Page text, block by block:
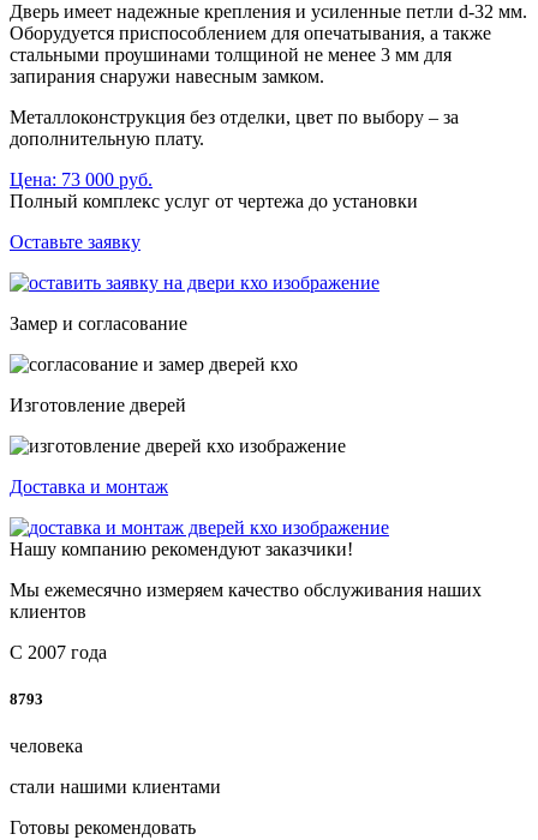
Дверь имеет надежные крепления и усиленные петли d-32 мм.
Оборудуется приспособлением для опечатывания, а также
стальными проушинами толщиной не менее 3 мм для
запирания снаружи навесным замком.
Металлоконструкция без отделки, цвет по выбору – за
дополнительную плату.
Цена: 73 000 руб.
Полный комплекс услуг от чертежа до установки
Оставьте заявку
Замер и согласование
Изготовление дверей
Доставка и монтаж
Нашу компанию рекомендуют заказчики!
Мы ежемесячно измеряем качество обслуживания наших
клиентов
С 2007 года
8793
человека
стали нашими клиентами
Готовы рекомендовать